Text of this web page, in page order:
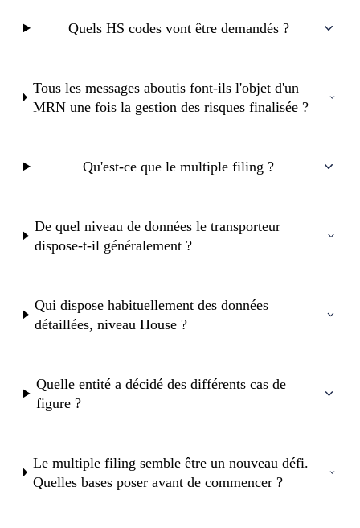
Quels HS codes vont être demandés ?
Tous les messages aboutis font-ils l'objet d'un
MRN une fois la gestion des risques finalisée ?
Qu'est-ce que le multiple filing ?
De quel niveau de données le transporteur
dispose-t-il généralement ?
Qui dispose habituellement des données
détaillées, niveau House ?
Quelle entité a décidé des différents cas de
figure ?
Le multiple filing semble être un nouveau défi.
Quelles bases poser avant de commencer ?